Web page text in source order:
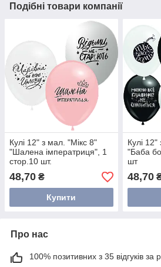
Подібні товари компанії
Кулі 12" з мал. "Мікс 8"
"Шалена імператриця", 1
стор.10 шт.
48,70 ₴
Купити
Кулі
"Баба
шт
48,70
Про нас
100% позитивних з 35 відгуків за